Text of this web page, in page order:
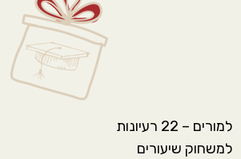
למורים – 22 רעיונות
למשחוק שיעורים